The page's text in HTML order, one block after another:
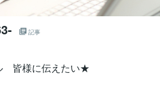
記事
皆様に伝えたい★